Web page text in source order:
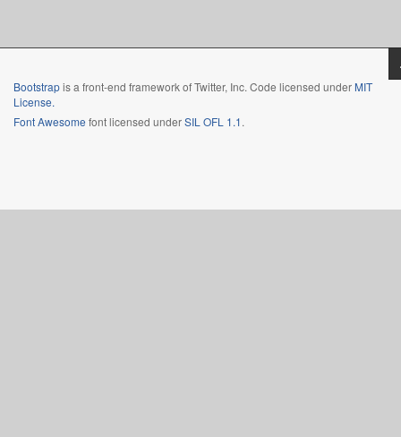
Bootstrapis a front-end framework of Twitter, Inc. Code licensed under MIT
License.
Font Awesome font licensed underSIL OFL 1.1.